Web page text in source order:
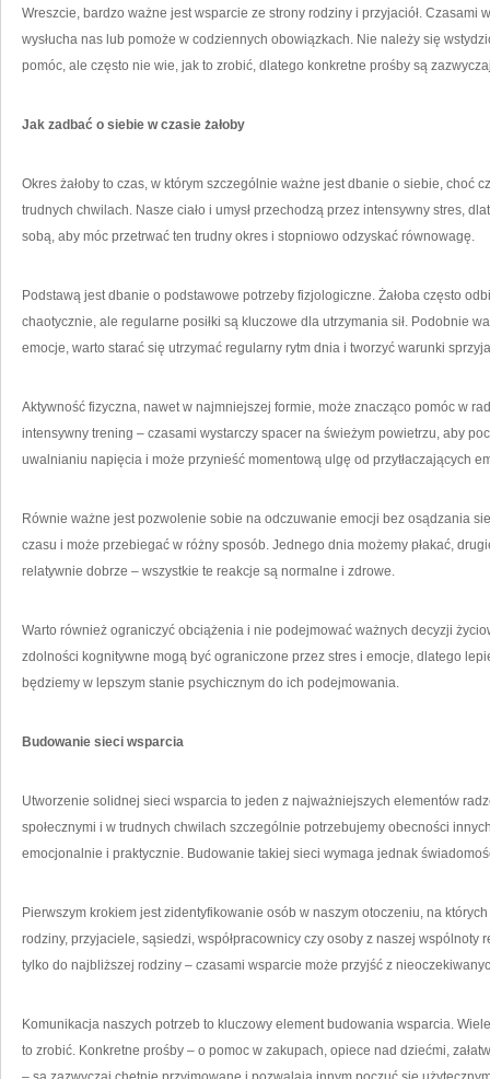
Wreszcie, bardzo ważne jest wsparcie ze strony rodziny i przyjaciół. Czasami
wysłucha nas lub pomoże w codziennych obowiązkach. Nie należy się
pomóc, ale często nie wie, jak to zrobić, dlatego konkretne prośby są
Jak zadbać o siebie w czasie żałoby
Okres żałoby to czas, w którym szczególnie ważne jest dbanie o siebie, choć
trudnych chwilach. Nasze ciało i umysł przechodzą przez intensywny stres,
sobą, aby móc przetrwać ten trudny okres i stopniowo odzyskać równowagę.
Podstawą jest dbanie o podstawowe potrzeby fizjologiczne. Żałoba często
chaotycznie, ale regularne posiłki są kluczowe dla utrzymania sił. Podobnie
emocje, warto starać się utrzymać regularny rytm dnia i tworzyć warunki
Aktywność fizyczna, nawet w najmniejszej formie, może znacząco pomóc w
intensywny trening – czasami wystarczy spacer na świeżym powietrzu, aby
uwalnianiu napięcia i może przynieść momentową ulgę od przytłaczających
Równie ważne jest pozwolenie sobie na odczuwanie emocji bez osądzania
czasu i może przebiegać w różny sposób. Jednego dnia możemy płakać,
relatywnie dobrze – wszystkie te reakcje są normalne i zdrowe.
Warto również ograniczyć obciążenia i nie podejmować ważnych decyzji
zdolności kognitywne mogą być ograniczone przez stres i emocje, dlatego
będziemy w lepszym stanie psychicznym do ich podejmowania.
Budowanie sieci wsparcia
Utworzenie solidnej sieci wsparcia to jeden z najważniejszych elementów
społecznymi i w trudnych chwilach szczególnie potrzebujemy obecności
emocjonalnie i praktycznie. Budowanie takiej sieci wymaga jednak
Pierwszym krokiem jest zidentyfikowanie osób w naszym otoczeniu, na
rodziny, przyjaciele, sąsiedzi, współpracownicy czy osoby z naszej wspólnoty
tylko do najbliższej rodziny – czasami wsparcie może przyjść z
Komunikacja naszych potrzeb to kluczowy element budowania wsparcia.
to zrobić. Konkretne prośby – o pomoc w zakupach, opiece nad dziećmi,